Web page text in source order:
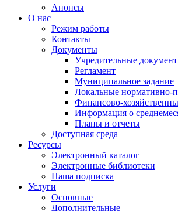
Анонсы
О нас
Режим работы
Контакты
Документы
Учредительные
Регламент
Муниципальное задание
Локальные нормативно-
Финансово-
Информация о
Планы и отчеты
Доступная среда
Ресурсы
Электронный каталог
Электронные библиотеки
Наша подписка
Услуги
Основные
Дополнительные